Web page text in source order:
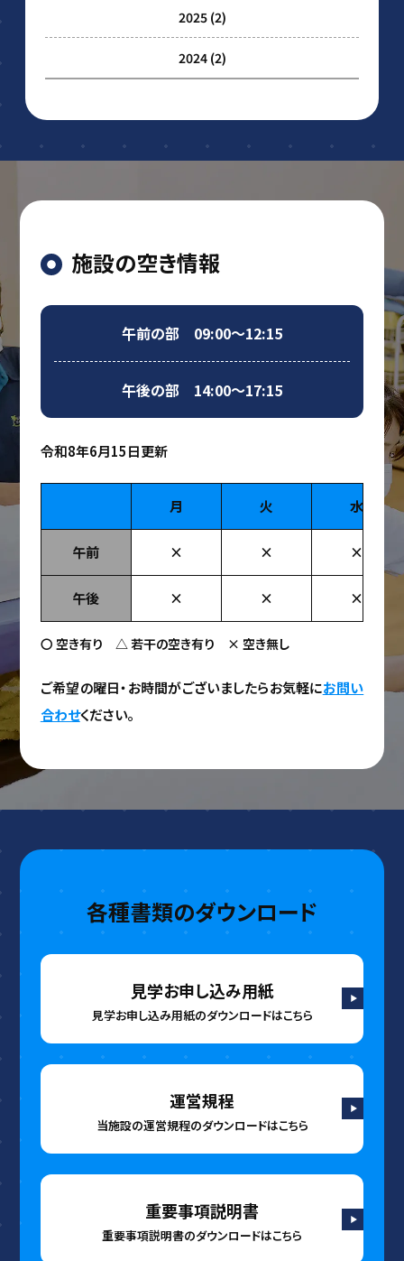
2025(2)
2024(2)
施設の空き情報
午前の部 09:00～12:15
午後の部 14:00～17:15
令和8年6月15日更新
月 火 水
午前 × × ×
午後 × × ×
〇 空き有り △ 若干の空き有り × 空き無し
ご希望の曜日・お時間がございましたらお気軽にお問い
合わせください。
各種書類のダウンロード
見学お申し込み用紙
見学お申し込み用紙のダウンロードはこちら
運営規程
当施設の運営規程のダウンロードはこちら
重要事項説明書
重要事項説明書のダウンロードはこちら